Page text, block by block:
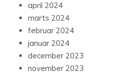
april 2024
marts 2024
februar 2024
januar 2024
december 2023
november 2023